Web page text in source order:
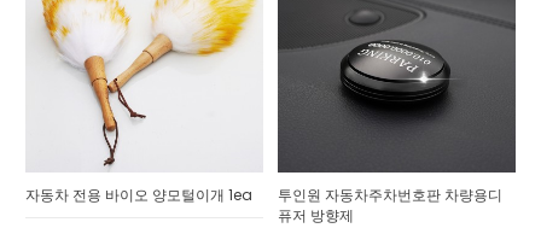
자동차 전용 바이오 양모털이개 1ea
투인원 자동차주차번호판 차량용디
퓨저 방향제